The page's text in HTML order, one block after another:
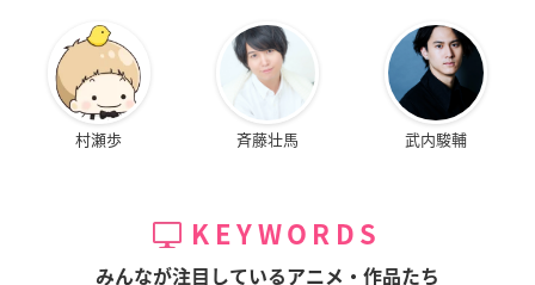
村瀬歩 斉藤壮馬 武内駿輔
KEYWORDS
みんなが注目しているアニメ・作品たち